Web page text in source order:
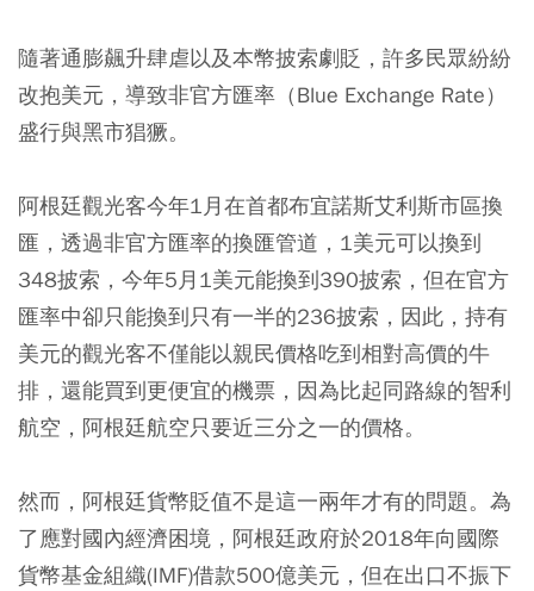
隨著通膨飆升肆虐以及本幣披索劇貶，許多民眾紛紛
改抱美元，導致非官方匯率（Blue Exchange Rate）
盛行與黑市猖獗。
阿根廷觀光客今年1月在首都布宜諾斯艾利斯市區換
匯，透過非官方匯率的換匯管道，1美元可以換到
348披索，今年5月1美元能換到390披索，但在官方
匯率中卻只能換到只有一半的236披索，因此，持有
美元的觀光客不僅能以親民價格吃到相對高價的牛
排，還能買到更便宜的機票，因為比起同路線的智利
航空，阿根廷航空只要近三分之一的價格。
然而，阿根廷貨幣貶值不是這一兩年才有的問題。為
了應對國內經濟困境，阿根廷政府於2018年向國際
貨幣基金組織(IMF)借款500億美元，但在出口不振下